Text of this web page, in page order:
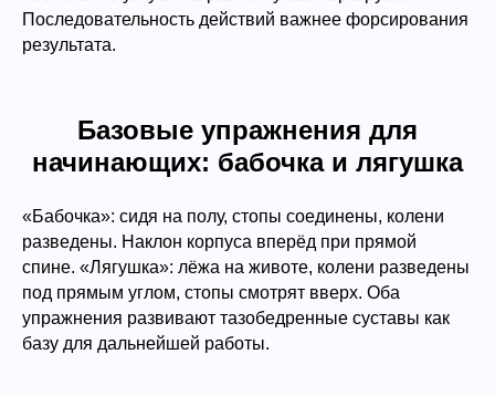
Последовательность действий важнее форсирования
результата.
Базовые упражнения для
начинающих: бабочка и лягушка
«Бабочка»: сидя на полу, стопы соединены, колени
разведены. Наклон корпуса вперёд при прямой
спине. «Лягушка»: лёжа на животе, колени разведены
под прямым углом, стопы смотрят вверх. Оба
упражнения развивают тазобедренные суставы как
базу для дальнейшей работы.